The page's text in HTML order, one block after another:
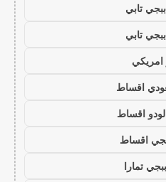
تابي
تابي
امريكي
اقساط
اقساط
اقساط
تمارا